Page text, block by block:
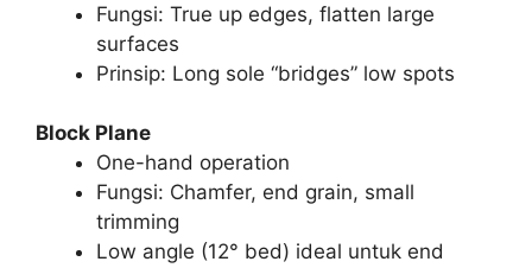
Fungsi: True up edges, flatten large
surfaces
Prinsip: Long sole “bridges” low spots
Block Plane
One-hand operation
Fungsi: Chamfer, end grain, small
trimming
Low angle (12° bed) ideal untuk end